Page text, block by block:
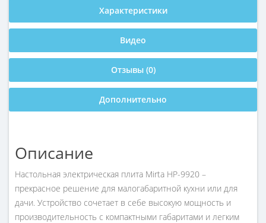
Характеристики
Видео
Отзывы (0)
Дополнительно
Описание
Настольная электрическая плита Mirta HP-9920 –
прекрасное решение для малогабаритной кухни или для
дачи. Устройство сочетает в себе высокую мощность и
производительность с компактными габаритами и легким